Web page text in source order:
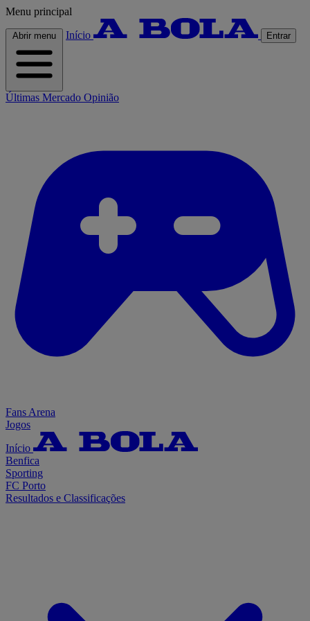
Menu principal
Abrir menu Início Entrar
Últimas Mercado Opinião
Fans Arena
Jogos
Início
Benfica
Sporting
FC Porto
Resultados e Classificações